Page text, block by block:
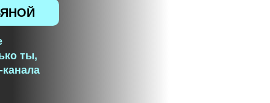
ты,
канала